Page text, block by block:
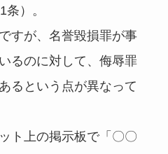
）。
すが、名誉毀損罪が事
るのに対して、侮辱罪
るという点が異なって
ト上の掲示板で「〇〇